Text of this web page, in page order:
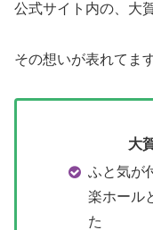
公式サイト内の、大
その想いが表れてま
大
ふと気が
楽ホール
た